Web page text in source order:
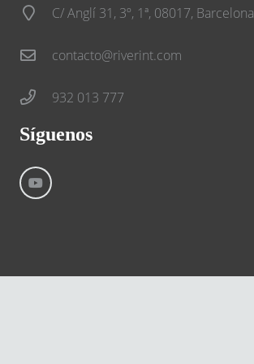
C/ Anglí 31, 3º, 1ª, 08017, Barcelona
contacto@riverint.com
932 013 777
Síguenos